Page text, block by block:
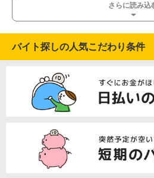
さらに読み込
バイト探しの人気こだわり条件